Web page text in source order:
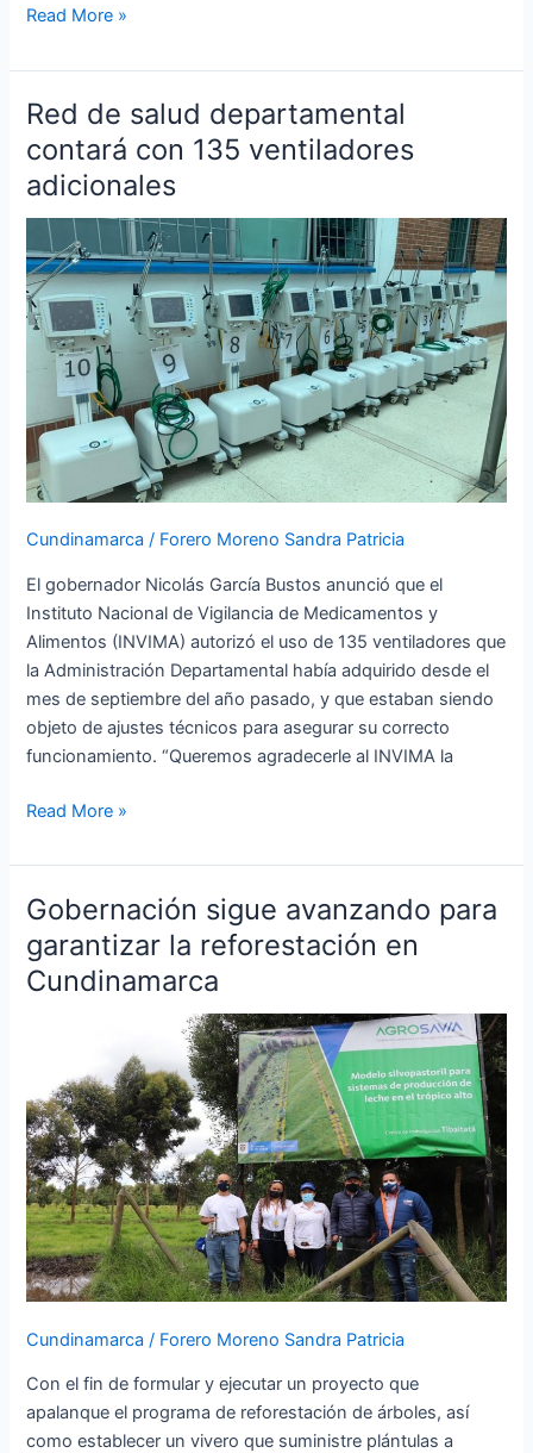
Read More »
Red de salud departamental
contará con 135 ventiladores
adicionales
Cundinamarca / Forero Moreno Sandra Patricia
El gobernador Nicolás García Bustos anunció que el
Instituto Nacional de Vigilancia de Medicamentos y
Alimentos (INVIMA) autorizó el uso de 135 ventiladores que
la Administración Departamental había adquirido desde el
mes de septiembre del año pasado, y que estaban siendo
objeto de ajustes técnicos para asegurar su correcto
funcionamiento. “Queremos agradecerle al INVIMA la
Red
salud
departamental
contará
con
135
ventiladores
adicionales
Read More »
Gobernación sigue avanzando para
garantizar la reforestación en
Cundinamarca
Cundinamarca / Forero Moreno Sandra Patricia
Con el fin de formular y ejecutar un proyecto que
apalanque el programa de reforestación de árboles, así
como establecer un vivero que suministre plántulas a
Gobernación
sigue
avanzando
para
reforestación
en
Cundinamarca